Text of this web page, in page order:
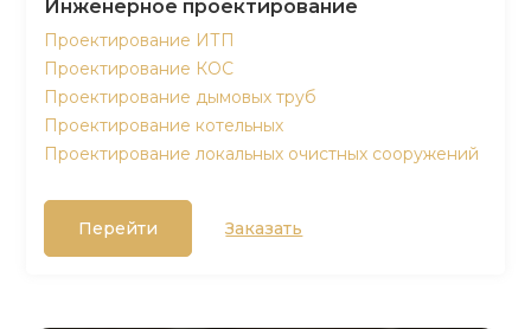
Инженерное проектирование
Проектирование ИТП
Проектирование КОС
Проектирование дымовых труб
Проектирование котельных
Проектирование локальных очистных сооружений
Перейти Заказать